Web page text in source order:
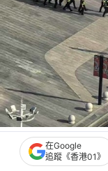
非常大陣仗！（微博截圖）
在Google
追蹤《香港01》